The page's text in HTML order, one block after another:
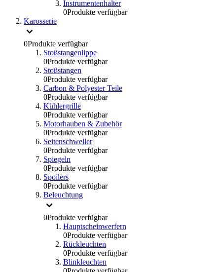
Instrumentenhalter
0Produkte verfügbar
Karosserie
0Produkte verfügbar
Stoßstangenlippe
0Produkte verfügbar
Stoßstangen
0Produkte verfügbar
Carbon & Polyester Teile
0Produkte verfügbar
Kühlergrille
0Produkte verfügbar
Motorhauben & Zubehör
0Produkte verfügbar
Seitenschweller
0Produkte verfügbar
Spiegeln
0Produkte verfügbar
Spoilers
0Produkte verfügbar
Beleuchtung
0Produkte verfügbar
Hauptscheinwerfern
0Produkte verfügbar
Rückleuchten
0Produkte verfügbar
Blinkleuchten